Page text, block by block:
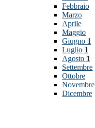
Febbraio
Marzo
Aprile
Maggio
Giugno 1
Luglio 1
Agosto 1
Settembre
Ottobre
Novembre
Dicembre